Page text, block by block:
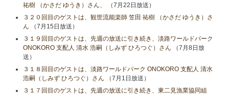
祐樹 （かさだ ゆうき）さん、
（7月22日放送）
３２０回目のゲストは、観世流能楽師 笠田 祐樹 （かさだ ゆうき）さ
ん （7月15日放送）
３１９回目のゲストは、先週の放送に引き続き、淡路ワールドパーク
ONOKORO 支配人 清水 浩嗣（しみず ひろつぐ）さん （7月8日放
送）
３１８回目のゲストは、淡路ワールドパーク ONOKORO 支配人 清水
浩嗣（しみず ひろつぐ）さん （7月1日放送）
３１７回目のゲストは、先週の放送に引き続き、東二見漁業協同組